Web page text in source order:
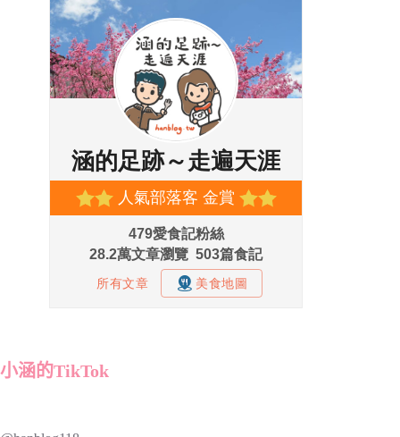
小涵的TikTok